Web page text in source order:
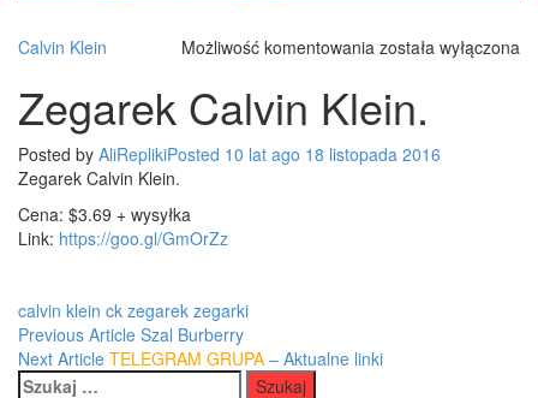
Calvin Klein Możliwość komentowania Zegarek
Klein.
została wyłączona
Zegarek Calvin Klein.
Posted by AliReplikiPosted 10 lat ago 18 listopada 2016
Zegarek Calvin Klein.
Cena: $3.69 + wysyłka
Link: https://goo.gl/GmOrZz
calvin klein ck zegarek zegarki
Post
Previous Article Szal Burberry
Next Article TELEGRAM GRUPA – Aktualne linki
Szukaj: